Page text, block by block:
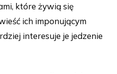
które żywią się
ich imponującym
interesuje je jedzenie